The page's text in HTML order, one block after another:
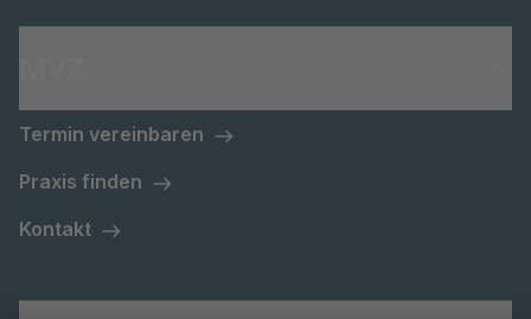
Termin vereinbaren
Praxis finden
Kontakt